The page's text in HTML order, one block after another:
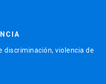
discriminación, violencia de